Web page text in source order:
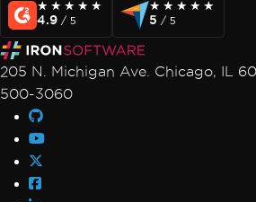
★★★★★
★★★★★
4.9 / 5
★★★★★
★★★★★
5 / 5
205 N. Michigan Ave. Chicago, IL
500-3060